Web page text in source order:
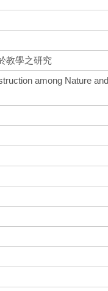
教學之研究
among Nature